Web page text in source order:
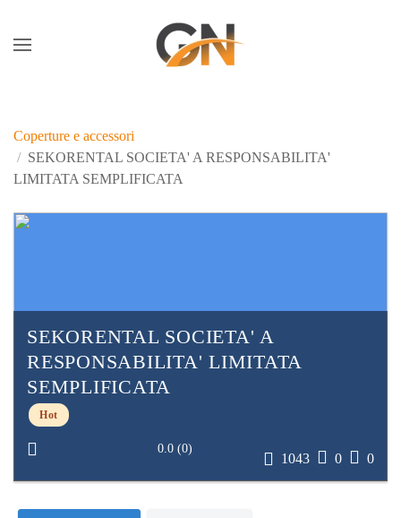
Skip to main content
Coperture e accessori
SEKORENTAL SOCIETA' A RESPONSABILITA'
LIMITATA SEMPLIFICATA
SEKORENTAL SOCIETA' A
RESPONSABILITA' LIMITATA
SEMPLIFICATA
Hot
0.0 (0)
1043 0 0